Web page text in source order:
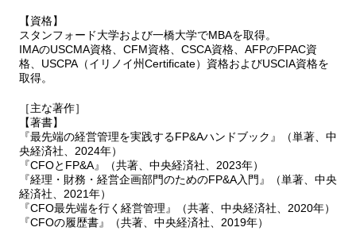
【資格】
スタンフォード大学および一橋大学でMBAを取得。
IMAのUSCMA資格、CFM資格、CSCA資格、AFPのFPAC資
格、USCPA（イリノイ州Certificate）資格およびUSCIA資格を
取得。
［主な著作］
【著書】
『最先端の経営管理を実践するFP&Aハンドブック』（単著、中
央経済社、2024年）
『CFOとFP&A』（共著、中央経済社、2023年）
『経理・財務・経営企画部門のためのFP&A入門』（単著、中央
経済社、2021年）
『CFO最先端を行く経営管理』（共著、中央経済社、2020年）
『CFOの履歴書』（共著、中央経済社、2019年）